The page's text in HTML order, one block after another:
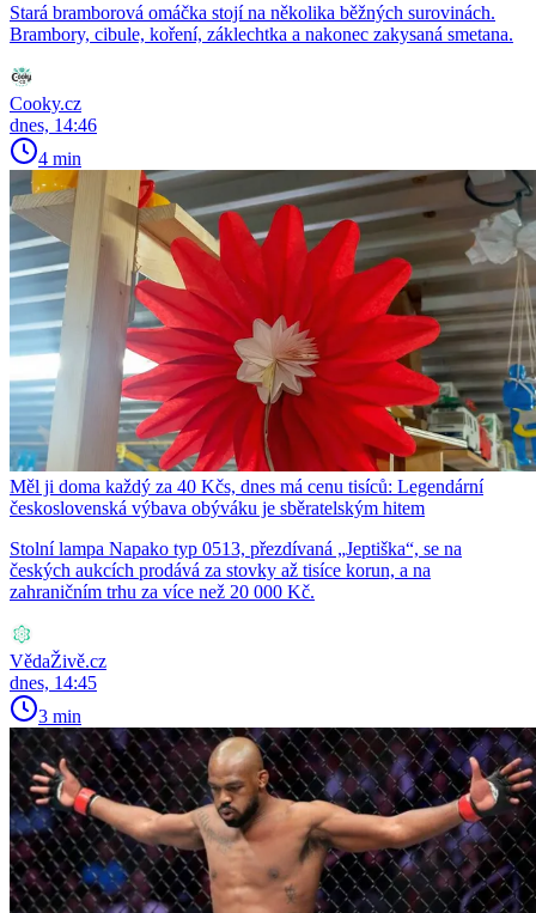
Stará bramborová omáčka stojí na několika běžných surovinách.
Brambory, cibule, koření, záklechtka a nakonec zakysaná smetana.
Cooky.cz
dnes, 14:46
4 min
Měl ji doma každý za 40 Kčs, dnes má cenu tisíců: Legendární
československá výbava obýváku je sběratelským hitem
Stolní lampa Napako typ 0513, přezdívaná „Jeptiška“, se na
českých aukcích prodává za stovky až tisíce korun, a na
zahraničním trhu za více než 20 000 Kč.
VědaŽivě.cz
dnes, 14:45
3 min